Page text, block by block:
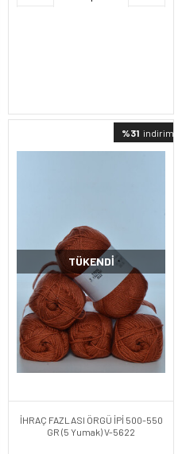
%31 indirimli
TÜKENDI
İHRAÇ FAZLASI ÖRGÜ İPİ 500-550
GR (5 Yumak) V-5622